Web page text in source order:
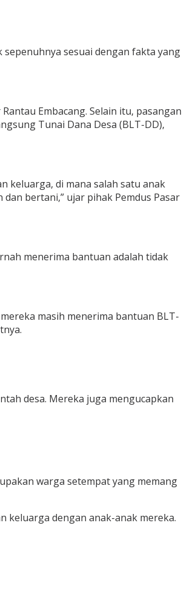
sesuai dengan fakta yang
Embacang. Selain itu, pasangan
Tunai Dana Desa (BLT-DD),
keluarga, di mana salah satu anak
bertani,” ujar pihak Pemdus Pasar
menerima bantuan adalah tidak
masih menerima bantuan BLT-
desa. Mereka juga mengucapkan
warga setempat yang memang
keluarga dengan anak-anak mereka.